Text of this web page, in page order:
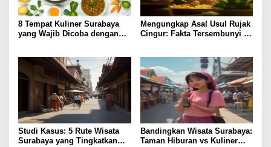
8 Tempat Kuliner Surabaya
yang Wajib Dicoba dengan
Mengungkap Asal Usul Rujak
Cingur: Fakta Tersembunyi di
Studi Kasus: 5 Rute Wisata
Surabaya yang Tingkatkan
Bandingkan Wisata Surabaya:
Taman Hiburan vs Kuliner